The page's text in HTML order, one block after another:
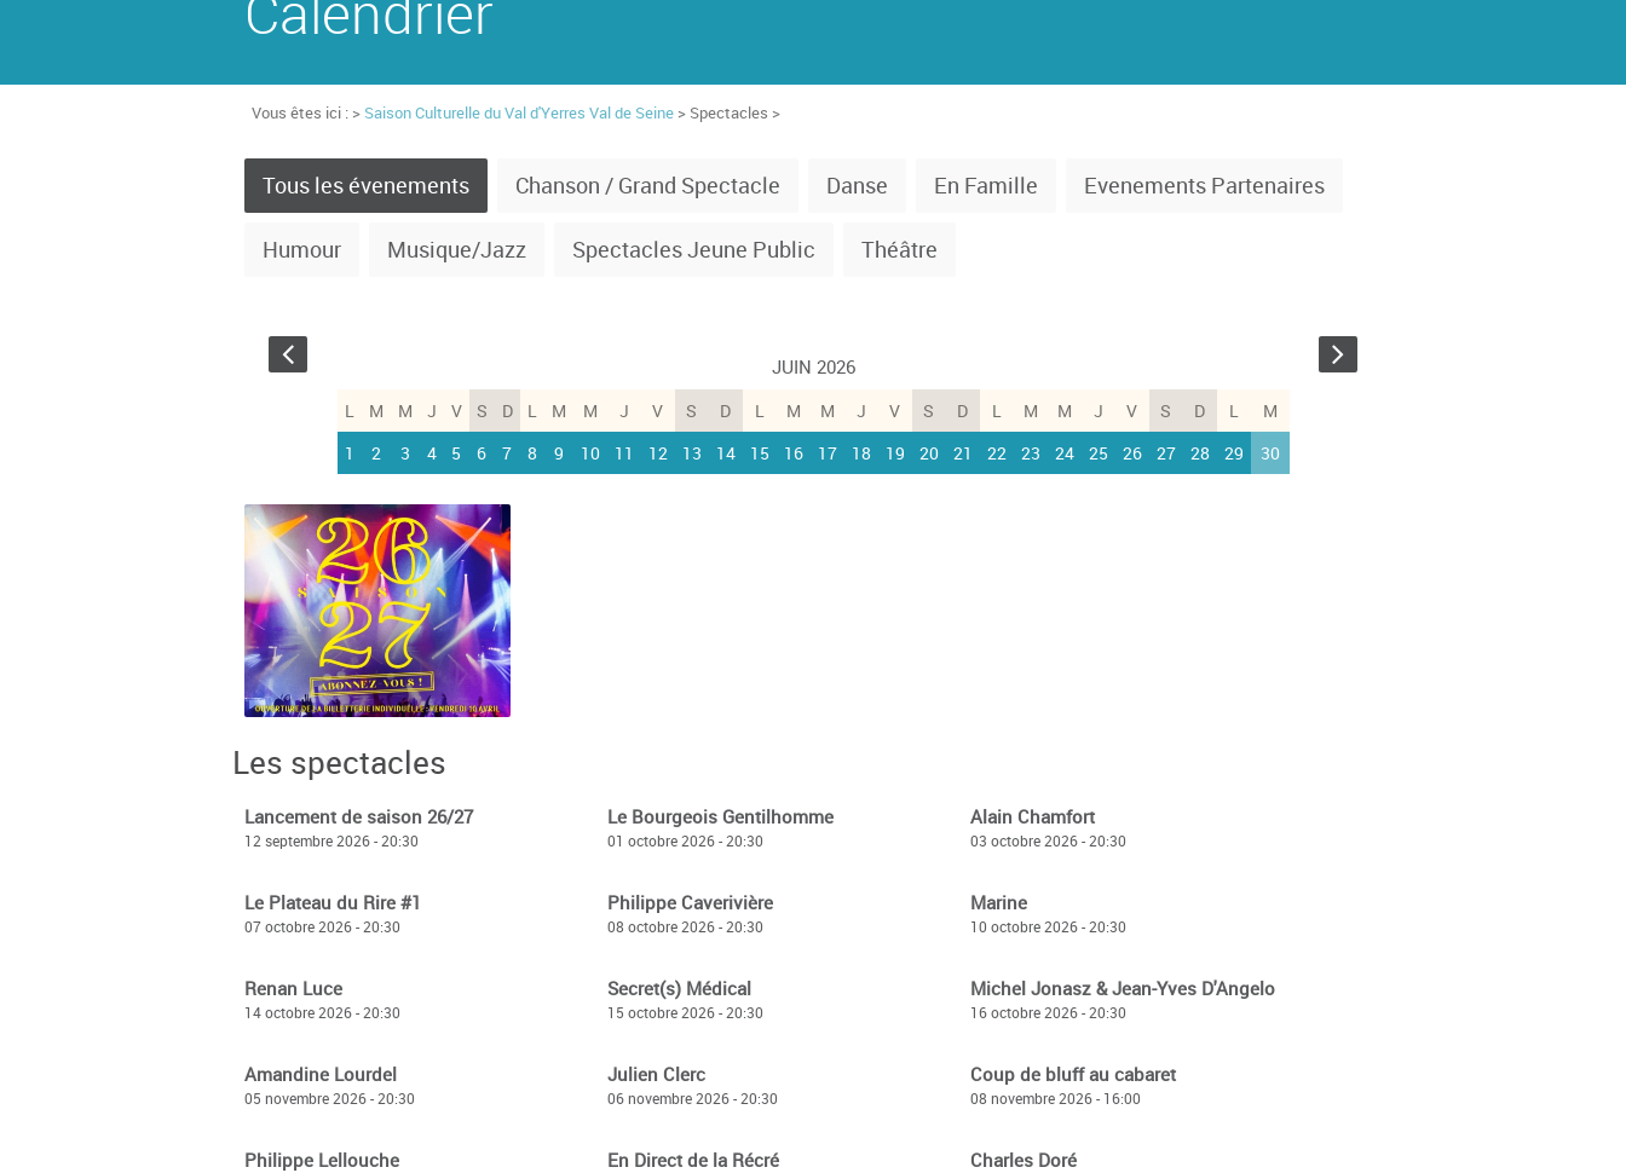
Vous êtes ici : > Saison Culturelle du Val d'Yerres Val de Seine > Spectacles >
Tous les évenements Chanson / Grand Spectacle Danse En Famille Evenements Partenaires
Humour Musique/Jazz Spectacles Jeune Public Théâtre
JUIN 2026
L M M J V S D L M M J V S D L M M J V S D L M M J V S D L
M
1
2 3 4 5 6 7 8 9 10 11 12 13 14 15 16 17 18 19 20 21 22 23 24 25 26 27 28 29 30
Saison 26>27 :
Abonnez-vous !
+
Les spectacles
Lancement de saison 26/27
12 septembre 2026 - 20:30
Le Bourgeois Gentilhomme
01 octobre 2026 - 20:30
Alain Chamfort
03 octobre 2026 - 20:30
Le Plateau du Rire #1
07 octobre 2026 - 20:30
Philippe Caverivière
08 octobre 2026 - 20:30
Marine
10 octobre 2026 - 20:30
Renan Luce
14 octobre 2026 - 20:30
Secret(s) Médical
15 octobre 2026 - 20:30
Michel Jonasz & Jean-Yves D'Angelo
16 octobre 2026 - 20:30
Amandine Lourdel
05 novembre 2026 - 20:30
Julien Clerc
06 novembre 2026 - 20:30
Coup de bluff au cabaret
08 novembre 2026 - 16:00
Philippe Lellouche En Direct de la Récré Charles Doré